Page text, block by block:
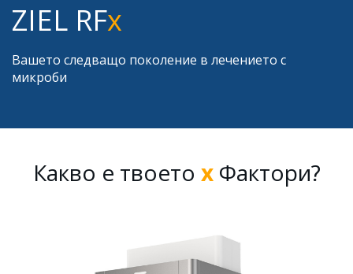
ZIEL RFх
Вашето следващо поколение в лечението с
микроби
Какво е твоето х Фактори?